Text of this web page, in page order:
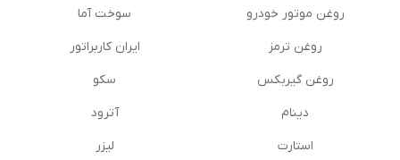
روغن موتور خودرو
روغن ترمز
روغن گیربكس
دینام
استارت
سوخت آما
ایران کاربراتور
سکو
آترود
لیزر